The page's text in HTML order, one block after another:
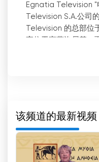
Egnatia Television "
Television S.A.公司
Television 的总部位
他们喜爱的节目。直
手机、平板电脑或电
通过提供直播流选项
在旅途中也能与他们
该频道的最新视频